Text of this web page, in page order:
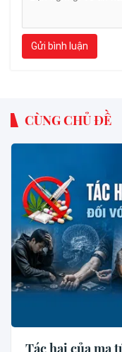
Gửi bình luận
CÙNG CHỦ ĐỀ
Tác hại của ma